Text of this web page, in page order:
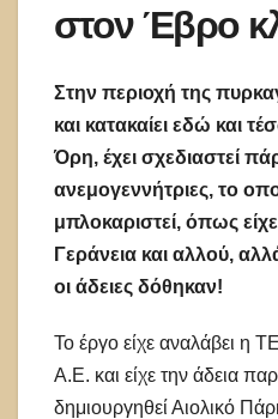
στον Έβρο
Στην περιοχή της
και κατακαίει εδώ και
Όρη, έχει σχεδιαστεί
ανεμογεννήτριες, το
μπλοκαριστεί, όπως
Γεράνεια και αλλού,
οι άδειες δόθηκαν!
Το έργο είχε αναλάβει
Α.Ε. και είχε την άδεια
δημιουργηθεί Αιολικό